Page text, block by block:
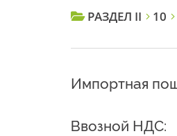
РАЗДЕЛ II 10
Импортная
Ввозной НДС: